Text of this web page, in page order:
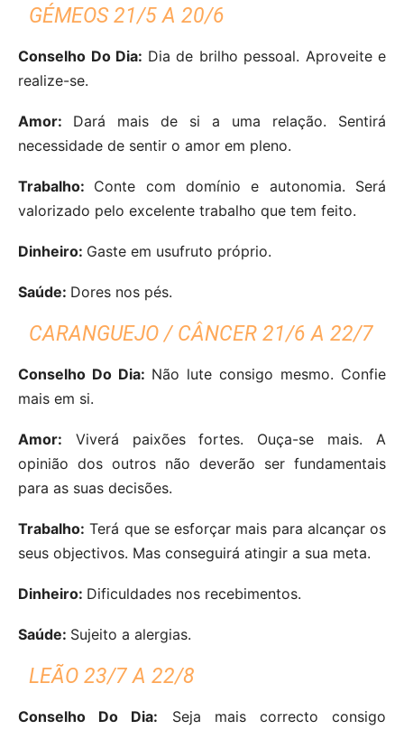
GÉMEOS 21/5 A 20/6
Conselho Do Dia: Dia de brilho pessoal. Aproveite e
realize-se.
Amor: Dará mais de si a uma relação. Sentirá
necessidade de sentir o amor em pleno.
Trabalho: Conte com domínio e autonomia. Será
valorizado pelo excelente trabalho que tem feito.
Dinheiro: Gaste em usufruto próprio.
Saúde: Dores nos pés.
CARANGUEJO / CÂNCER 21/6 A 22/7
Conselho Do Dia: Não lute consigo mesmo. Confie
mais em si.
Amor: Viverá paixões fortes. Ouça-se mais. A
opinião dos outros não deverão ser fundamentais
para as suas decisões.
Trabalho: Terá que se esforçar mais para alcançar os
seus objectivos. Mas conseguirá atingir a sua meta.
Dinheiro: Dificuldades nos recebimentos.
Saúde: Sujeito a alergias.
LEÃO 23/7 A 22/8
Conselho Do Dia: Seja mais correcto consigo